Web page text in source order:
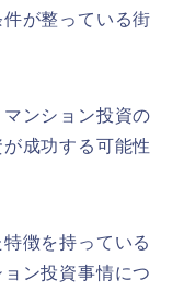
が整っている街
ンション投資の
成功する可能性
徴を持っている
ン投資事情につ